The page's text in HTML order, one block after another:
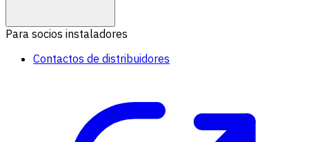
Para socios instaladores
Contactos de distribuidores